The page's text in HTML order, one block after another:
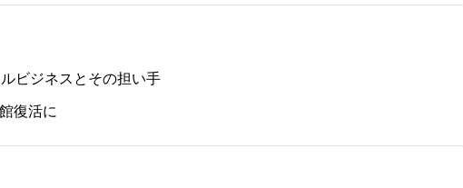
ルビジネスとその担い手
復活に